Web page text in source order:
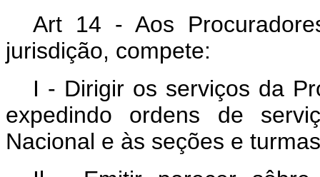
Art 14 - Aos
jurisdição, compete:
I - Dirigir os serviços da
expedindo ordens de
Nacional e às seções e